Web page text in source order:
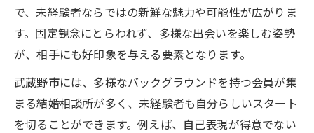
で、未経験者ならではの新鮮な魅力や可能性が広がりま
す。固定観念にとらわれず、多様な出会いを楽しむ姿勢
が、相手にも好印象を与える要素となります。
武蔵野市には、多様なバックグラウンドを持つ会員が集
まる結婚相談所が多く、未経験者も自分らしいスタート
を切ることができます。例えば、自己表現が得意でない